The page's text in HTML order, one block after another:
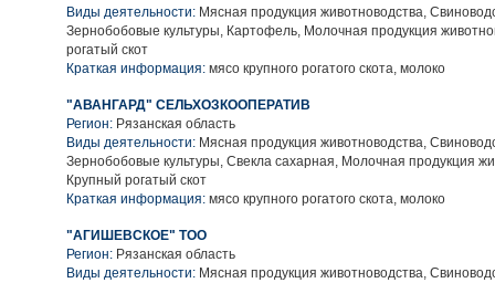
Виды деятельности: Мясная продукция животноводства,
Зернобобовые культуры, Картофель, Молочная продукция
рогатый скот
Краткая информация: мясо крупного рогатого скота, молоко
"АВАНГАРД" СЕЛЬХОЗКООПЕРАТИВ
Регион: Рязанская область
Виды деятельности: Мясная продукция животноводства,
Зернобобовые культуры, Свекла сахарная, Молочная продукция
Крупный рогатый скот
Краткая информация: мясо крупного рогатого скота, молоко
"АГИШЕВСКОЕ" ТОО
Регион: Рязанская область
Виды деятельности: Мясная продукция животноводства,